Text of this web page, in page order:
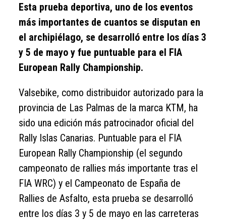
Esta prueba deportiva, uno de los eventos
más importantes de cuantos se disputan en
el archipiélago, se desarrolló entre los días 3
y 5 de mayo y fue puntuable para el FIA
European Rally Championship.
Valsebike, como distribuidor autorizado para la
provincia de Las Palmas de la marca KTM, ha
sido una edición más patrocinador oficial del
Rally Islas Canarias. Puntuable para el FIA
European Rally Championship (el segundo
campeonato de rallies más importante tras el
FIA WRC) y el Campeonato de España de
Rallies de Asfalto, esta prueba se desarrolló
entre los días 3 y 5 de mayo en las carreteras